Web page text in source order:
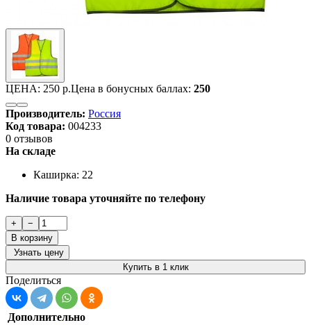
ЦЕНА: 250 р.Цена в бонусных баллах: 250
Производитель: Россия
Код товара: 004233
0 отзывов
На складе
Каширка: 22
Наличие товара уточняйте по телефону
+
−
В корзину
Узнать цену
Купить в 1 клик
Поделиться
Дополнительно